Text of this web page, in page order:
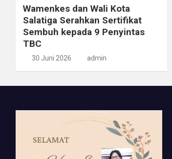
Wamenkes dan Wali Kota
Salatiga Serahkan Sertifikat
Sembuh kepada 9 Penyintas
TBC
30 Juni 2026 admin